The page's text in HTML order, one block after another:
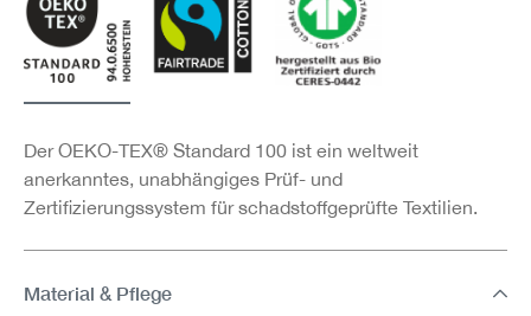
Der OEKO-TEX® Standard 100 ist ein weltweit
anerkanntes, unabhängiges Prüf- und
Zertifizierungssystem für schadstoffgeprüfte Textilien.
Material & Pflege